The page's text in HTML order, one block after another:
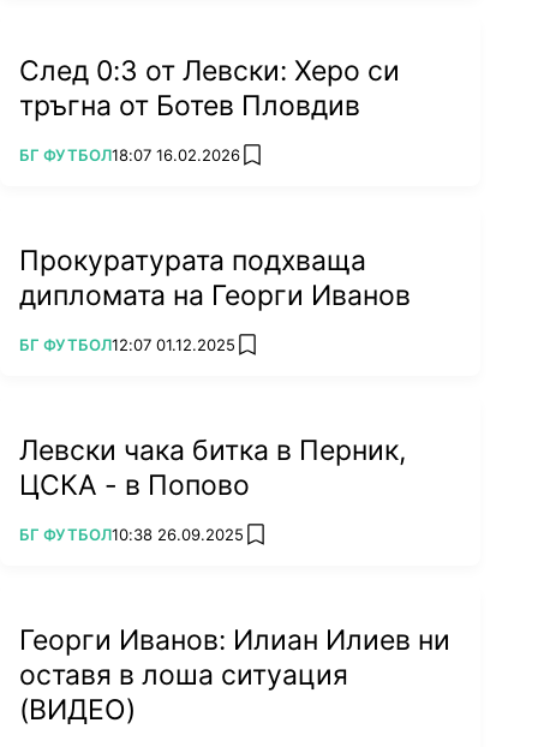
След 0:3 от Левски: Херо си
тръгна от Ботев Пловдив
ПОВЕЧЕ ОТ
БГ ФУТБОЛ18:07 16.02.2026 add favorites
Прокуратурата подхваща
дипломата на Георги Иванов
ПОВЕЧЕ ОТ
БГ ФУТБОЛ12:07 01.12.2025 add favorites
Левски чака битка в Перник,
ЦСКА - в Попово
ПОВЕЧЕ ОТ
БГ ФУТБОЛ10:38 26.09.2025 add favorites
Георги Иванов: Илиан Илиев ни
оставя в лоша ситуация
(ВИДЕО)